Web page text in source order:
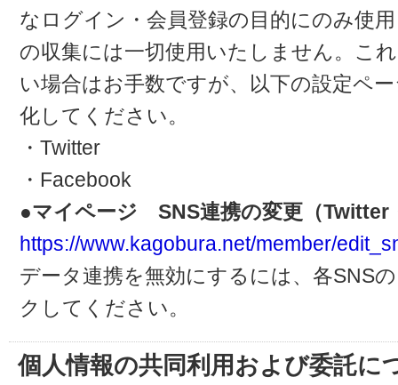
なログイン・会員登録の目的にのみ使
の収集には一切使用いたしません。こ
い場合はお手数ですが、以下の設定ペ
化してください。
・Twitter
・Facebook
●マイページ SNS連携の変更（Twitter
https://www.kagobura.net/member/
データ連携を無効にするには、各SNS
クしてください。
個人情報の共同利用および委託に